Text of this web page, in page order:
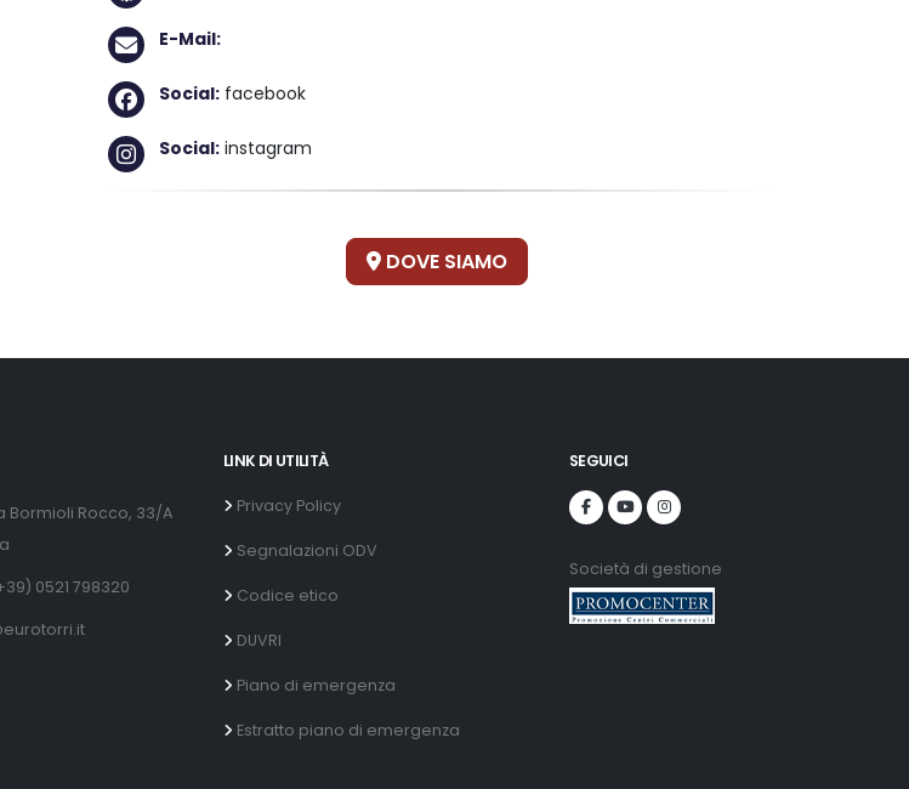
E-Mail:
Social: facebook
Social: instagram
DOVE SIAMO
Bormioli Rocco, 33/A
0521 798320
LINK DI UTILITÀ
Privacy Policy
Segnalazioni ODV
Codice etico
DUVRI
Piano di emergenza
Estratto piano di emergenza
SEGUICI
Società di gestione